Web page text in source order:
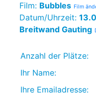
Film: Bubbles Film
Datum/Uhrzeit:
Breitwand Gauting
Anzahl der Plätze:
Ihr Name:
Ihre Emailadresse: